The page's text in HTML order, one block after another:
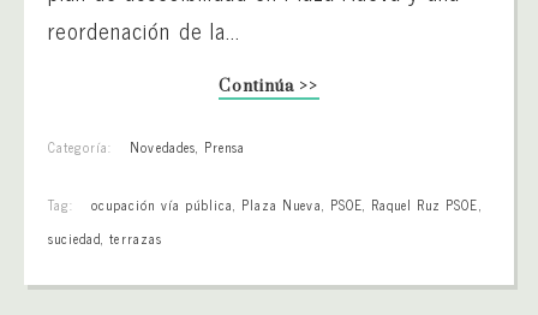
reordenación de la...
Continúa >>
Categoría: Novedades, Prensa
Tag: ocupación vía pública, Plaza Nueva, PSOE, Raquel Ruz PSOE,
suciedad,terrazas